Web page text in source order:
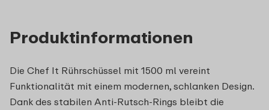
Produktinformationen
Die Chef It Rührschüssel mit 1500 ml vereint
Funktionalität mit einem modernen, schlanken Design.
Dank des stabilen Anti-Rutsch-Rings bleibt die